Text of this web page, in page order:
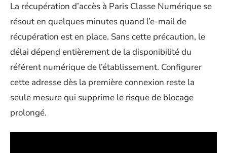
La récupération d’accès à Paris Classe Numérique se
résout en quelques minutes quand l’e-mail de
récupération est en place. Sans cette précaution, le
délai dépend entièrement de la disponibilité du
référent numérique de l’établissement. Configurer
cette adresse dès la première connexion reste la
seule mesure qui supprime le risque de blocage
prolongé.